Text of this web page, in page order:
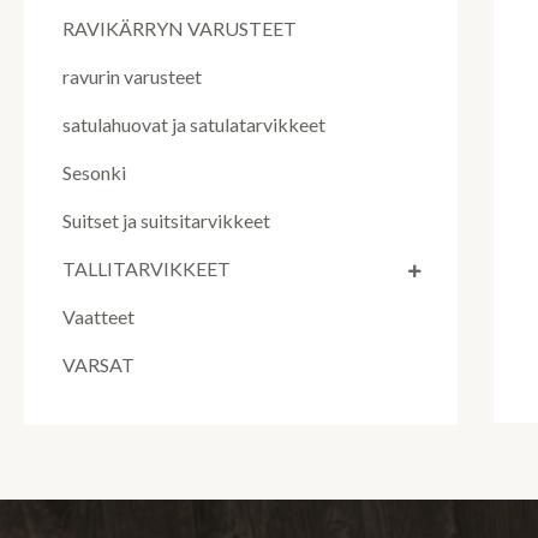
RAVIKÄRRYN VARUSTEET
ravurin varusteet
satulahuovat ja satulatarvikkeet
Sesonki
Suitset ja suitsitarvikkeet
TALLITARVIKKEET
Vaatteet
VARSAT